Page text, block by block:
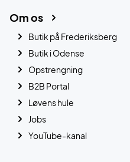
Om os
Butik på Frederiksberg
Butik i Odense
Opstrengning
B2B Portal
Løvens hule
Jobs
YouTube-kanal